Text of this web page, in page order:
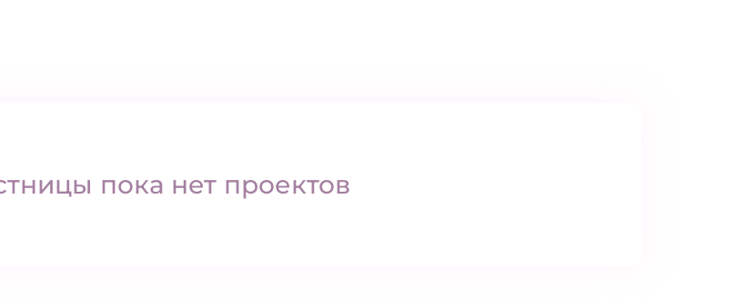
пока нет проектов